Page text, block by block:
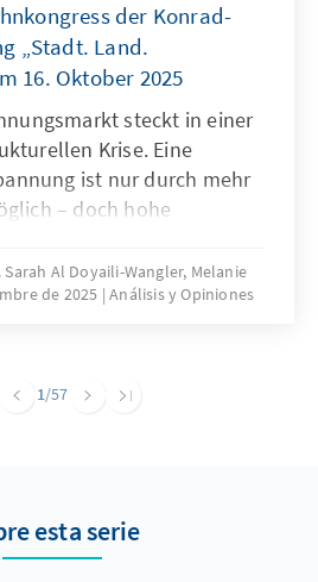
der Konrad-
„Stadt. Land.
16. Oktober 2025
steckt in einer
Krise. Eine
ist nur durch mehr
– doch hohe
die Bautätigkeit erheblich.
bedarf es einer
Sarah Al Doyaili-Wangler, Melanie
de 2025 Análisis y Opiniones
1/57
esta serie